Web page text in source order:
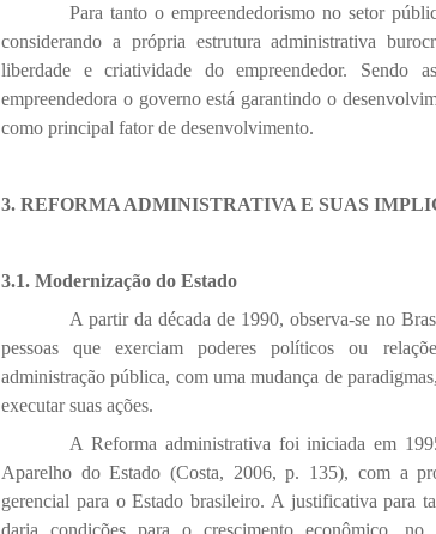
Para tanto o empreendedorismo no setor
considerando a própria estrutura administrativa
liberdade e criatividade do empreendedor. Sendo
empreendedora o governo está garantindo o
como principal fator de desenvolvimento.
3. REFORMA ADMINISTRATIVA E SUAS
3.1. Modernização do Estado
A partir da década de 1990, observa-se no
pessoas que exerciam poderes políticos ou
administração pública, com uma mudança de
executar suas ações.
A Reforma administrativa foi iniciada em
Aparelho do Estado (Costa, 2006, p. 135), com a
gerencial para o Estado brasileiro. A justificativa para